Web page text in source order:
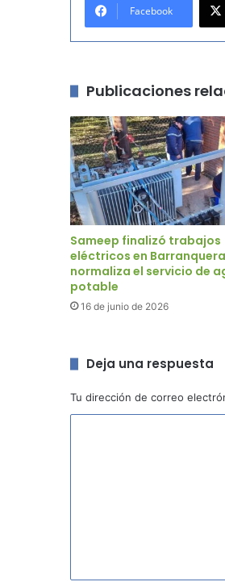
Facebook
Publicaciones
Sameep finalizó trabajos
eléctricos en
normaliza el servicio de
potable
16 de junio de 2026
Deja una respuesta
Tu dirección de correo